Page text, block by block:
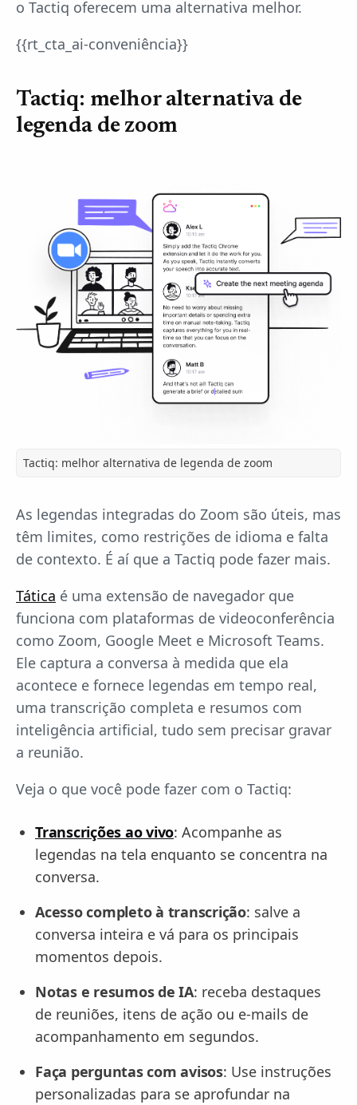
o Tactiq oferecem uma alternativa melhor.
{{rt_cta_ai-conveniência}}
Tactiq: melhor alternativa de
legenda de zoom
Tactiq: melhor alternativa de legenda de zoom
As legendas integradas do Zoom são úteis, mas
têm limites, como restrições de idioma e falta
de contexto. É aí que a Tactiq pode fazer mais.
Tática é uma extensão de navegador que
funciona com plataformas de videoconferência
como Zoom, Google Meet e Microsoft Teams.
Ele captura a conversa à medida que ela
acontece e fornece legendas em tempo real,
uma transcrição completa e resumos com
inteligência artificial, tudo sem precisar gravar
a reunião.
Veja o que você pode fazer com o Tactiq:
Transcrições ao vivo: Acompanhe as
legendas na tela enquanto se concentra na
conversa.
Acesso completo à transcrição: salve a
conversa inteira e vá para os principais
momentos depois.
Notas e resumos de IA: receba destaques
de reuniões, itens de ação ou e-mails de
acompanhamento em segundos.
Faça perguntas com avisos: Use instruções
personalizadas para se aprofundar na